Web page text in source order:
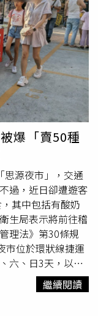
品」、「第一次看
每天下班都去逛
，下殺得比其他店
供資訊」、「立刻
寶雅撿到便宜的
維力炸醬麵（5包裝
才4元而已」、
任職過的網友指
過寶雅的即期品
只剩下2、3天的產
指出，很多
話實際上都可以再
商品真的打開發現
不會心疼」。這些
啦！通常依照有效
大家常常沒看到
些買斷商品才會這
，一切都是緣
爆「賣50種
思源夜市」，交通
過，近日卻遭遊客
其中包括有酸奶
生局表示將前往稽
理法》第30條規
市位於環狀線捷運
六、日3天，以美
日有民眾發現，思
多達40至50種，
繼續閱讀